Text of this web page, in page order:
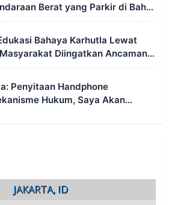
Berat yang Parkir di Bahu
Ditertibkan
Bahaya Karhutla Lewat
Diingatkan Ancaman
Lahan
Penyitaan Handphone
Hukum, Saya Akan
JAKARTA, ID